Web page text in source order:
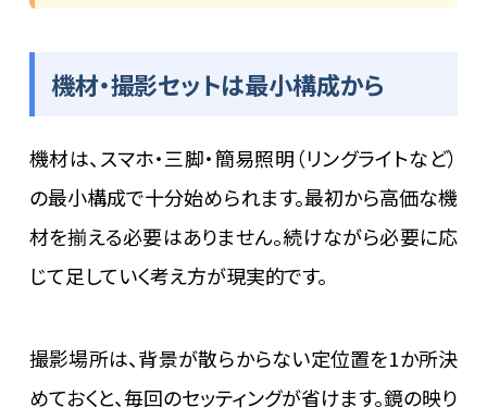
機材・撮影セットは最小構成から
機材は、スマホ・三脚・簡易照明（リングライトなど）
の最小構成で十分始められます。最初から高価な機
材を揃える必要はありません。続けながら必要に応
じて足していく考え方が現実的です。
撮影場所は、背景が散らからない定位置を1か所決
めておくと、毎回のセッティングが省けます。鏡の映り